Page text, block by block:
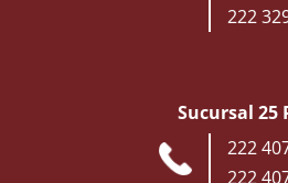
222
Sucursal 25
222
222